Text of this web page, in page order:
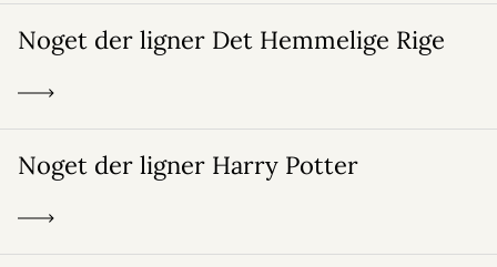
Noget der ligner Det Hemmelige Rige
Noget der ligner Harry Potter